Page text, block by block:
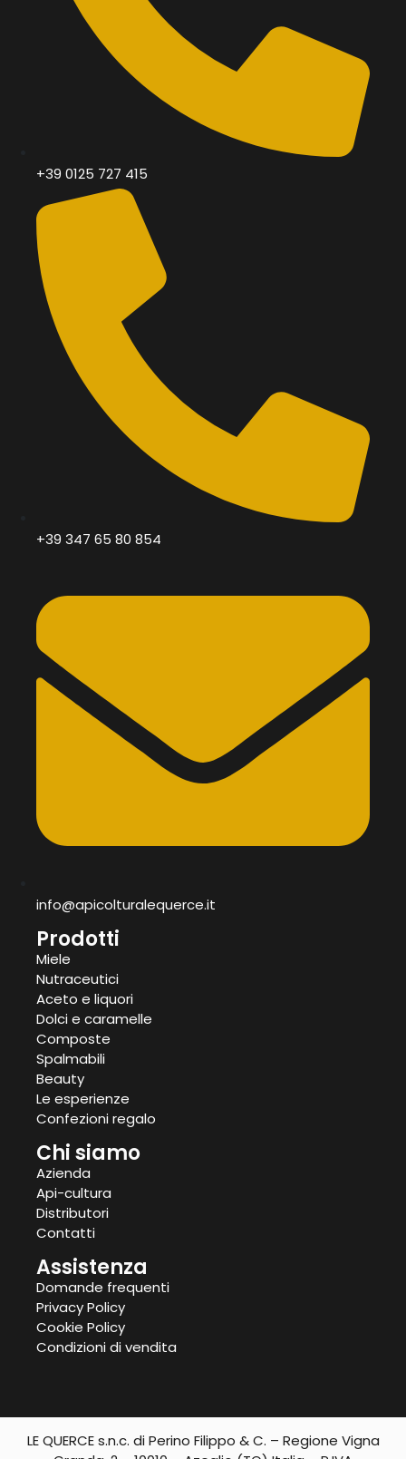
+39 0125 727 415
+39 347 65 80 854
info@apicolturalequerce.it
Prodotti
Miele
Nutraceutici
Aceto e liquori
Dolci e caramelle
Composte
Spalmabili
Beauty
Le esperienze
Confezioni regalo
Chi siamo
Azienda
Api-cultura
Distributori
Contatti
Assistenza
Domande frequenti
Privacy Policy
Cookie Policy
Condizioni di vendita
LE QUERCE s.n.c. di Perino Filippo & C. – Regione Vigna